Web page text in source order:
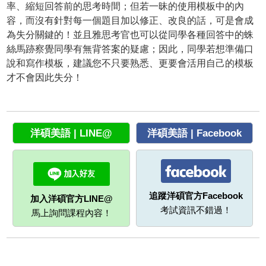
率、縮短回答前的思考時間；但若一昧的使用模板中的內
容，而沒有針對每一個題目加以修正、改良的話，可是會成
為失分關鍵的！並且雅思考官也可以從同學各種回答中的蛛
絲馬跡察覺同學有無背答案的疑慮；因此，同學若想準備口
說和寫作模板，建議您不只要熟悉、更要會活用自己的模板
才不會因此失分！
洋碩美語 | LINE@ 洋碩美語 | Facebook
加入洋碩官方LINE@
馬上詢問課程內容！
追蹤洋碩官方Facebook
考試資訊不錯過！